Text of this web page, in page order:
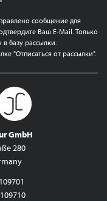
сообщение для
Ваш E-Mail. Только
базу рассылки.
"Отписаться от рассылки".
GmbH
280